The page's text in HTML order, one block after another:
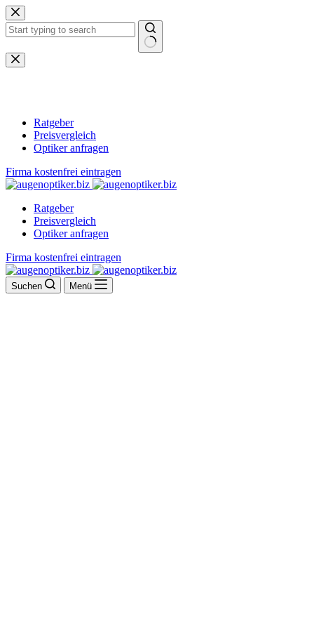
Zum
Inhalt
springen
Keine
Ergebnisse
Ratgeber
Preisvergleich
Optiker anfragen
Firma kostenfrei eintragen
Ratgeber
Preisvergleich
Optiker anfragen
Firma kostenfrei eintragen
Suchen Menü